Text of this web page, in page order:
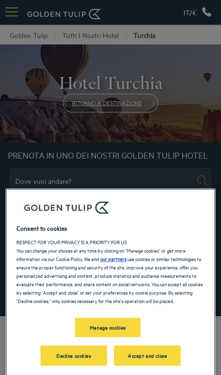
IT/€
Golden Tulip Tutti I Nostri Hotel Turchia
Hotel Turchia
RITORNO A DESTINAZIONE
PRENOTA IN UNO DEI NOSTRI GOLDEN TULIP HOTEL
Navigate forward to interact with the calendar and select a date. Press the
TROVA UN HOTEL
Aggiungi un codice speciale
Durante il vostro viaggio in Turchia, soggiornate nei nostri hotel a 4 e 5 stelle! Il
Consent to cookies
RESPECT FOR YOUR PRIVACY IS A PRIORITY FOR US
You can change your choices at any time by clicking on "Manage cookies" or get more
information via our Cookie Policy. We andour partnersuse cookies or similar technologies to
ensure the proper functioning and security of the site, improve your experience, offer you
personalized advertising and content, produce statistics and audience measurements to
evaluate their performance, and share content on social networks. You can accept all cookies
by selecting "Accept and close" or set your preferences by cookie purpose. By selecting
"Decline cookies," only cookies necessary for the site's operation will be placed.
Manage cookies
Decline cookies Accept and close